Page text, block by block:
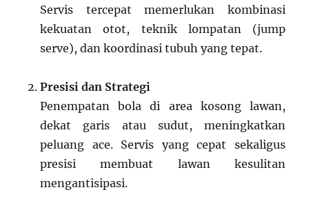
Servis tercepat memerlukan kombinasi
kekuatan otot, teknik lompatan (jump
serve), dan koordinasi tubuh yang tepat.
Presisi dan Strategi
Penempatan bola di area kosong lawan,
dekat garis atau sudut, meningkatkan
peluang ace. Servis yang cepat sekaligus
presisi membuat lawan kesulitan
mengantisipasi.